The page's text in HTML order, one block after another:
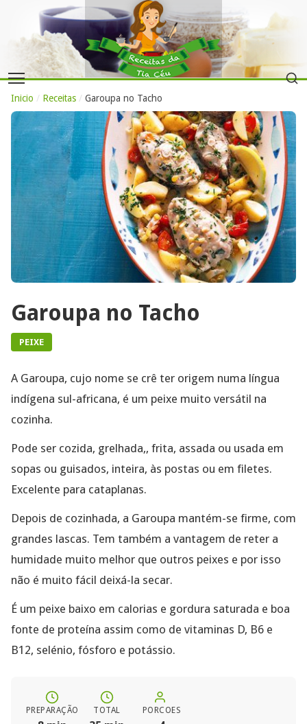
Inicio / Receitas / Garoupa no Tacho
Garoupa no Tacho
PEIXE
A Garoupa, cujo nome se crê ter origem numa língua
indígena sul-africana, é um peixe muito versátil na
cozinha.
Pode ser cozida, grelhada,, frita, assada ou usada em
sopas ou guisados, inteira, às postas ou em filetes.
Excelente para cataplanas.
Depois de cozinhada, a Garoupa mantém-se firme, com
grandes lascas. Tem também a vantagem de reter a
humidade muito melhor que outros peixes e por isso
não é muito fácil deixá-la secar.
É um peixe baixo em calorias e gordura saturada e boa
fonte de proteína assim como de vitaminas D, B6 e
B12, selénio, fósforo e potássio.
PREPARAÇÃO TOTAL PORCOES